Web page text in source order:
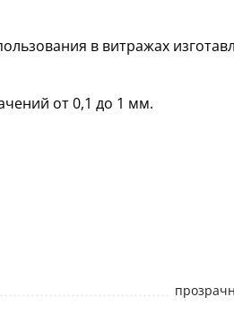
в витражах
от 0,1 до 1 мм.